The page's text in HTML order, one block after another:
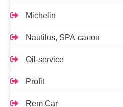
Michelin
Nautilus, SPA-салон
Oil-service
Profit
Rem Car